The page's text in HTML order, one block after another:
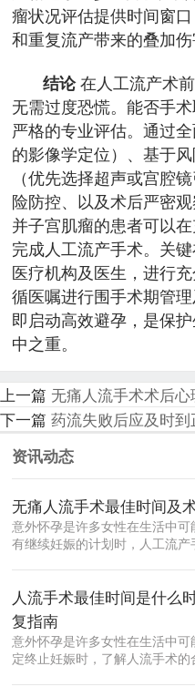
瘤状况评估提供时间窗
和重复流产带来的叠加伤
结论在人工流产术
无需过度恐慌。能否手
严格的专业评估。通过
的影像学定位）、基于
（优先选择超声或宫腔
险防控、以及术后严密
并子宫肌瘤的患者可以
完成人工流产手术。关
医疗机构及医生，进行
循医嘱进行围手术期管
即启动高效避孕，是保
中之重。
上一篇 无痛人流手术术后
下一篇 药流失败后应及时
资讯动态
无痛人流手术最佳时间及
意外怀孕是许多女性在生活中
有继续妊娠的计划时，人工流
人流手术最佳时间是什么
复指南
意外怀孕是许多女性在生活中
定终止妊娠时，了解人流手术